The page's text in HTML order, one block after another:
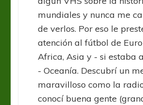
mundiales y nunca me
de verlos. Por eso le
atención al fútbol de
Africa, Asia y - si estaba
- Oceanía. Descubrí un
maravilloso como la
conocí buena gente